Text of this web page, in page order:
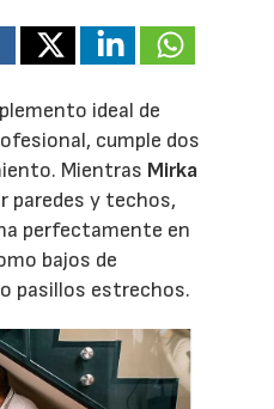
ideal de
cumple dos
Mientras Mirka
paredes y techos,
perfectamente en
bajos de
pasillos estrechos.